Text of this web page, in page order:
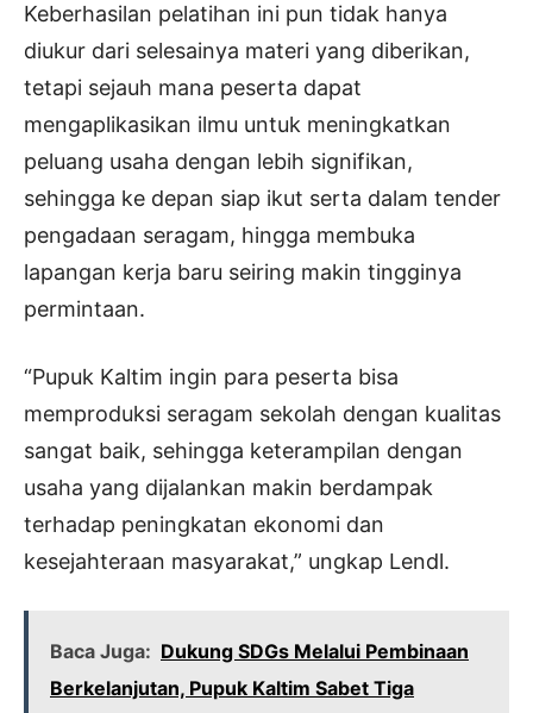
Keberhasilan pelatihan ini pun tidak hanya
diukur dari selesainya materi yang diberikan,
tetapi sejauh mana peserta dapat
mengaplikasikan ilmu untuk meningkatkan
peluang usaha dengan lebih signifikan,
sehingga ke depan siap ikut serta dalam tender
pengadaan seragam, hingga membuka
lapangan kerja baru seiring makin tingginya
permintaan.
“Pupuk Kaltim ingin para peserta bisa
memproduksi seragam sekolah dengan kualitas
sangat baik, sehingga keterampilan dengan
usaha yang dijalankan makin berdampak
terhadap peningkatan ekonomi dan
kesejahteraan masyarakat,” ungkap Lendl.
Baca Juga: Dukung SDGs Melalui Pembinaan
Berkelanjutan, Pupuk Kaltim Sabet Tiga